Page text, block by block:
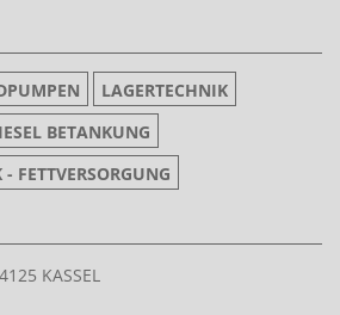
LAGERTECHNIK
BETANKUNG
FETTVERSORGUNG
KASSEL